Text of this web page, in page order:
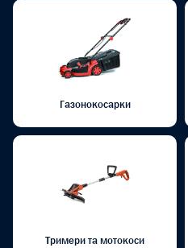
Газонокосарки
Тримери та мотокоси